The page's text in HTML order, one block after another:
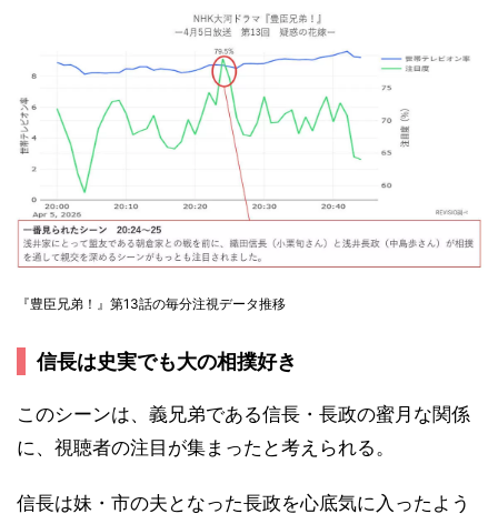
『豊臣兄弟！』第13話の毎分注視データ推移
信長は史実でも大の相撲好き
このシーンは、義兄弟である信長・長政の蜜月な関係
に、視聴者の注目が集まったと考えられる。
信長は妹・市の夫となった長政を心底気に入ったよう